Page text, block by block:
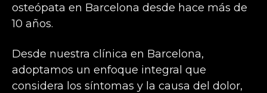
osteópata en Barcelona desde hace más de
10 años.
Desde nuestra clínica en Barcelona,
adoptamos un enfoque integral que
considera los síntomas y la causa del dolor,